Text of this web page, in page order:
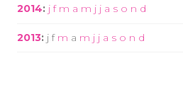
2014: j f m a m j j a s o n d
2013: j f m a m j j a s o n d